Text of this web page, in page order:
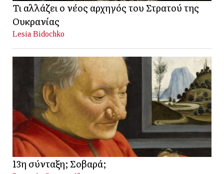
Τι αλλάζει ο νέος αρχηγός του Στρατού της
Ουκρανίας
Lesia Bidochko
13η σύνταξη; Σοβαρά;